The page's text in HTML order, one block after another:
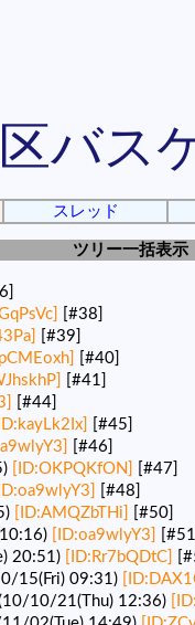
バス
スレッド
ツリー一括表示
[#38]
[#39]
[#40]
[#41]
[#44]
[ID:kayLk2Ix] [#45]
[#46]
[ID:OKPQKfON] [#47]
[ID:oa9wlyY3] [#48]
[ID:AMQZbTHi] [#50]
[ID:oa9wlyY3] [#51]
20:51) [ID:Rr7bQDtC]
15(Fri) 09:31)
10/21(Thu) 12:36)